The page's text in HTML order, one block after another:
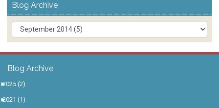
Blog Archive
Blog Archive
►
2025 (2)
►
2021 (1)